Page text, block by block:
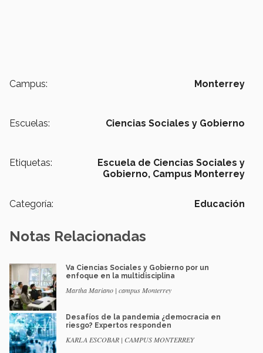
Campus: Monterrey
Escuelas: Ciencias Sociales y Gobierno
Etiquetas:
Escuela de Ciencias Sociales y
Gobierno, Campus Monterrey
Categoría: Educación
Notas Relacionadas
Va Ciencias Sociales y Gobierno por un
enfoque en la multidisciplina
Martha Mariano | campus Monterrey
Desafíos de la pandemia ¿democracia en
riesgo? Expertos responden
KARLA ESCOBAR | CAMPUS MONTERREY